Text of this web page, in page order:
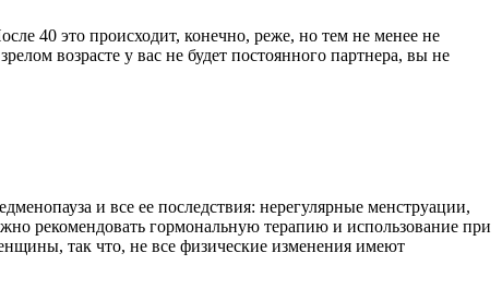
40 это происходит, конечно, реже, но тем не менее не
возрасте у вас не будет постоянного партнера, вы не
и все ее последствия: нерегулярные менструации,
рекомендовать гормональную терапию и использование при
так что, не все физические изменения имеют